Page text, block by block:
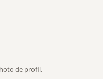
de profil.